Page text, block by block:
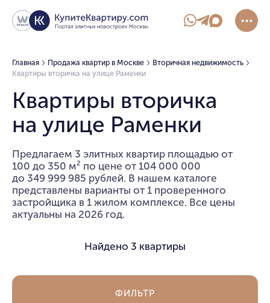
Главная Продажа квартир в Москве
Вторичная недвижимость
Квартиры вторичка на улице Раменки
Квартиры вторичка
на улице Раменки
Предлагаем 3 элитных квартир площадью от
100 до 350 м² по цене от 104 000 000
до 349 999 985 рублей. В нашем каталоге
представлены варианты от 1 проверенного
застройщика в 1 жилом комплексе. Все цены
актуальны на 2026 год.
Найдено 3 квартиры
ФИЛЬТР